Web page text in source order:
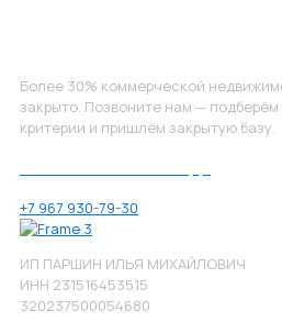
Более 30% коммерческой
закрыто. Позвоните нам —
критерии и пришлём закрытую базу.
+7 967 930-79-30
ИП ПАРШИН ИЛЬЯ МИХАЙЛОВИЧ
ИНН 231516453515
320237500054680